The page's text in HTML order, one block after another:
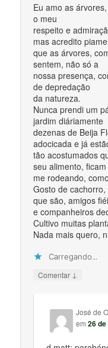
Eu amo as
o meu
respeito e
mas acredito
que as árvores,
sentem, não só a
nossa presença,
de depredação
da natureza.
Nunca prendi um
jardim diáriamente
dezenas de Beija
adocicada e já
tão acostumados
seu alimento, ficam
me rodeando,
Gosto de
que são, amigos
e companheiros
Cultivo muitas
Nada mais quero,
Carregando...
Comentar ↓
José de
em26